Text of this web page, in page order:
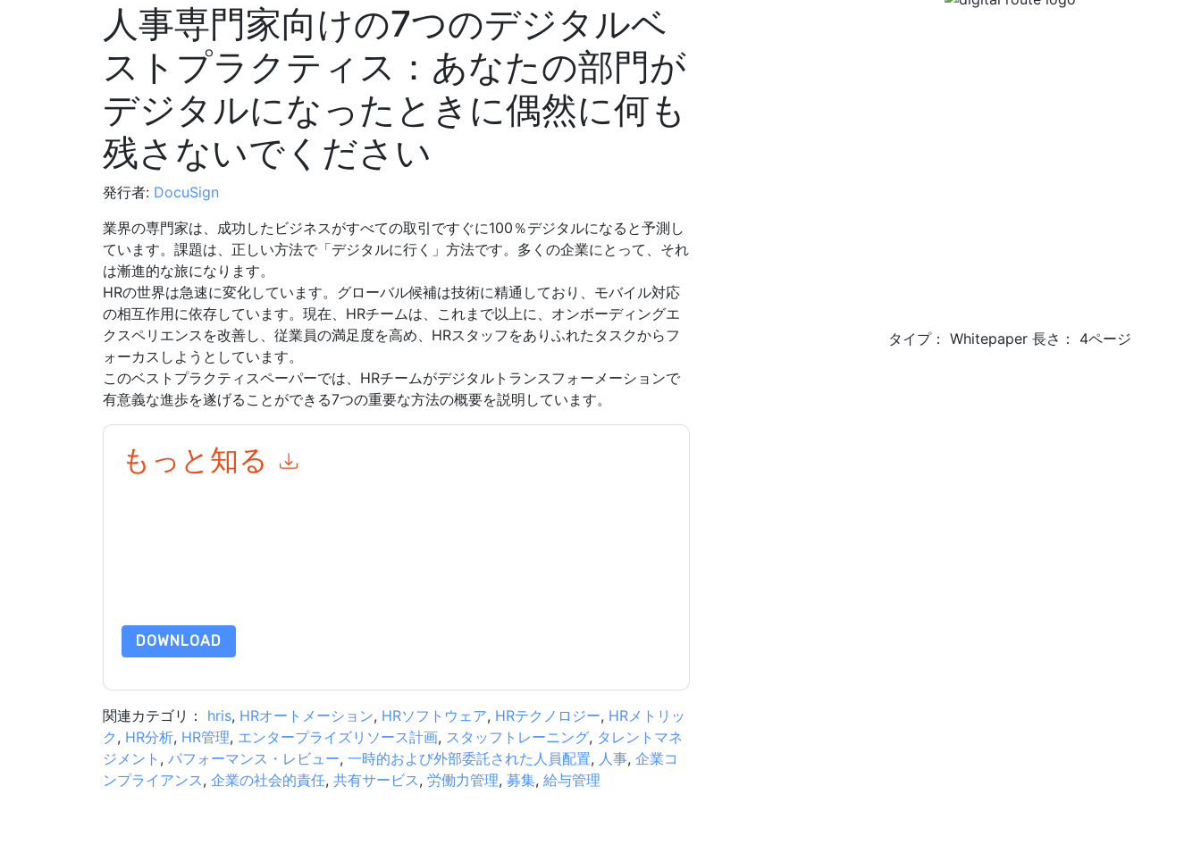
人事専門家向けの7つのデジタルベ
ストプラクティス：あなたの部門が
デジタルになったときに偶然に何も
残さないでください
発行者: DocuSign
業界の専門家は、成功したビジネスがすべての取引ですぐに100％デジタルになると予測し
ています。課題は、正しい方法で「デジタルに行く」方法です。多くの企業にとって、それ
は漸進的な旅になります。
HRの世界は急速に変化しています。グローバル候補は技術に精通しており、モバイル対応
の相互作用に依存しています。現在、HRチームは、これまで以上に、オンボーディングエ
クスペリエンスを改善し、従業員の満足度を高め、HRスタッフをありふれたタスクからフ
ォーカスしようとしています。
このベストプラクティスペーパーでは、HRチームがデジタルトランスフォーメーションで
有意義な進歩を遂げることができる7つの重要な方法の概要を説明しています。
もっと知る
DOWNLOAD
関連カテゴリ： hris, HRオートメーション, HRソフトウェア, HRテクノロジー, HRメトリッ
ク , HR分析, HR管理, エンタープライズリソース計画, スタッフトレーニング, タレントマネ
ジメント , パフォーマンス・レビュー, 一時的および外部委託された人員配置, 人事, 企業コ
ンプライアンス , 企業の社会的責任, 共有サービス , 労働力管理, 募集, 給与管理
タイプ： Whitepaper 長さ： 4ページ